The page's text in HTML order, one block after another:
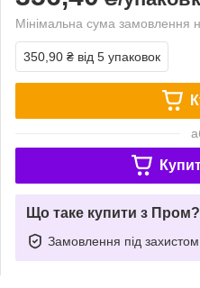
Мінімальна сума замовлення
350,90 ₴ від 5 упаковок
Що таке купити з Пром?
Замовлення під захистом